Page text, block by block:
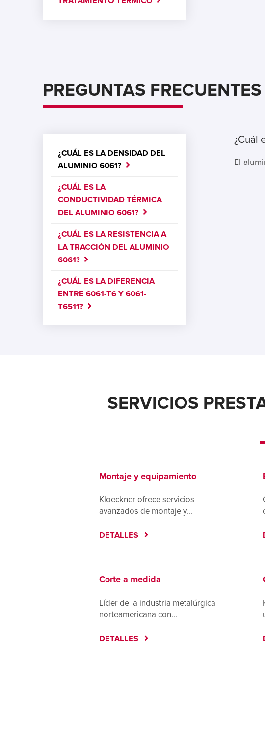
PREGUNTAS FRECUENTES
¿CUÁL ES LA DENSIDAD DEL
ALUMINIO 6061?
¿CUÁL ES LA
CONDUCTIVIDAD TÉRMICA
DEL ALUMINIO 6061?
¿CUÁL ES LA RESISTENCIA A
LA TRACCIÓN DEL ALUMINIO
6061?
¿CUÁL ES LA DIFERENCIA
ENTRE 6061-T6 Y 6061-
T6511?
¿Cuál
El
SERVICIOS
Montaje y equipamiento
Kloeckner ofrece servicios
avanzados de montaje y...
DETALLES
Corte a medida
Líder de la industria metalúrgica
norteamericana con...
DETALLES